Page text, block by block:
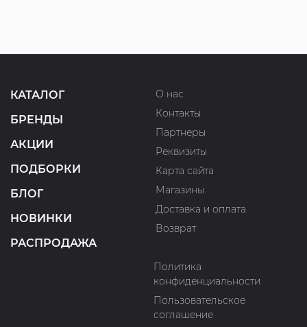
КАТАЛОГ
БРЕНДЫ
АКЦИИ
ПОДБОРКИ
БЛОГ
НОВИНКИ
РАСПРОДАЖА
О нас
Контакты
Партнеры
Реквизиты
Карта сайта
Магазины
Доставка и оплата
Возврат
Политика
конфиденциальности
Пользовательское
соглашение